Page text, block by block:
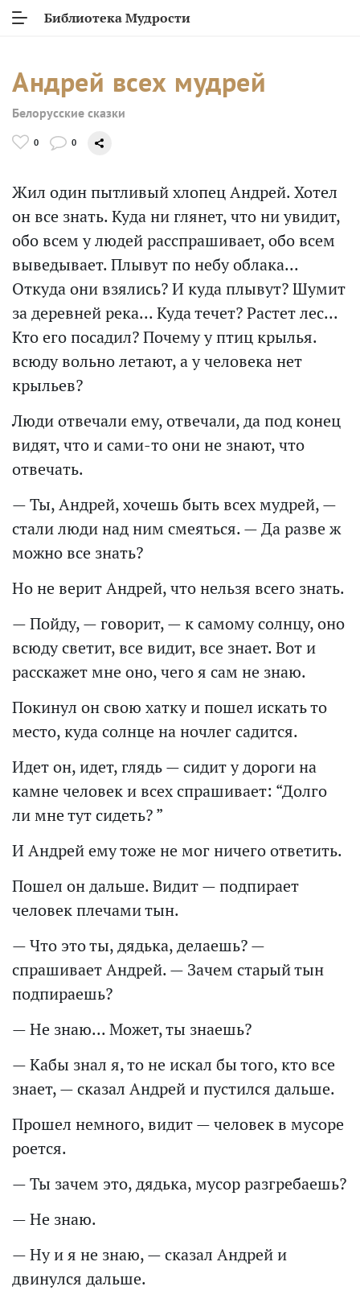
Библиотека Мудрости
Андрей всех мудрей
Белорусские сказки
0 0
Жил один пытливый хлопец Андрей. Хотел
он все знать. Куда ни глянет, что ни увидит,
обо всем у людей расспрашивает, обо всем
выведывает. Плывут по небу облака...
Откуда они взялись? И куда плывут? Шумит
за деревней река... Куда течет? Растет лес...
Кто его посадил? Почему у птиц крылья.
всюду вольно летают, а у человека нет
крыльев?
Люди отвечали ему, отвечали, да под конец
видят, что и сами-то они не знают, что
отвечать.
— Ты, Андрей, хочешь быть всех мудрей, —
стали люди над ним смеяться. — Да разве ж
можно все знать?
Но не верит Андрей, что нельзя всего знать.
— Пойду, — говорит, — к самому солнцу, оно
всюду светит, все видит, все знает. Вот и
расскажет мне оно, чего я сам не знаю.
Покинул он свою хатку и пошел искать то
место, куда солнце на ночлег садится.
Идет он, идет, глядь — сидит у дороги на
камне человек и всех спрашивает: “Долго
ли мне тут сидеть? ”
И Андрей ему тоже не мог ничего ответить.
Пошел он дальше. Видит — подпирает
человек плечами тын.
— Что это ты, дядька, делаешь? —
спрашивает Андрей. — Зачем старый тын
подпираешь?
— Не знаю... Может, ты знаешь?
— Кабы знал я, то не искал бы того, кто все
знает, — сказал Андрей и пустился дальше.
Прошел немного, видит — человек в мусоре
роется.
— Ты зачем это, дядька, мусор разгребаешь?
— Не знаю.
— Ну и я не знаю, — сказал Андрей и
двинулся дальше.